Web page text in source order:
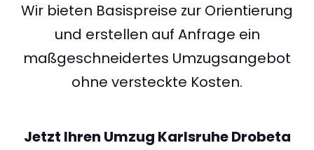
Wir bieten Basispreise zur Orientierung
und erstellen auf Anfrage ein
maßgeschneidertes Umzugsangebot
ohne versteckte Kosten.
Jetzt Ihren Umzug Karlsruhe Drobeta